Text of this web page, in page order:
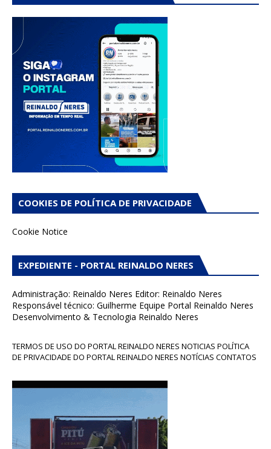
COOKIES DE POLÍTICA DE PRIVACIDADE
Cookie Notice
EXPEDIENTE - PORTAL REINALDO NERES
Administração: Reinaldo Neres Editor: Reinaldo Neres
Responsável técnico: Guilherme Equipe Portal Reinaldo Neres
Desenvolvimento & Tecnologia Reinaldo Neres
TERMOS DE USO DO PORTAL REINALDO NERES NOTICIAS POLÍTICA
DE PRIVACIDADE DO PORTAL REINALDO NERES NOTÍCIAS CONTATOS